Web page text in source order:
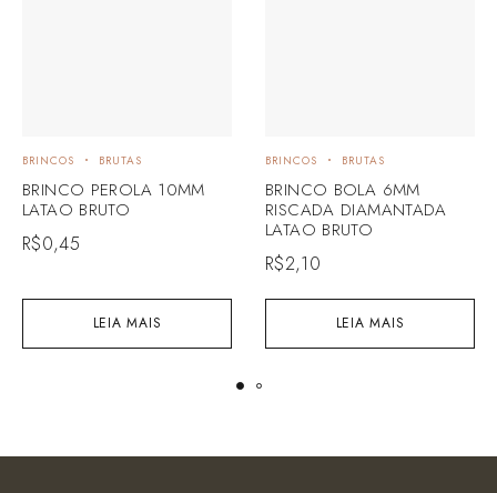
LEIA MAIS
BRINCOS BRUTAS
BRINCO PEROLA 10MM
LATAO BRUTO
R$0,45
LEIA MAIS
BRINCOS BRUTAS
BRINCO BOLA 6MM
RISCADA DIAMANTADA
LATAO BRUTO
R$2,10